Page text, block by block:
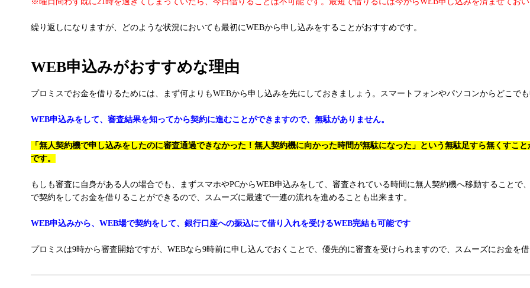
繰り返しになりますが、どのような状況においても最初にWEBから申し込みをすることがおすすめです。
WEB申込みがおすすめな理由
プロミスでお金を借りるためには、まず何よりもWEBから申し込みを先にしておきましょう。スマートフォンやパソコンからどこで
WEB申込みをして、審査結果を知ってから契約に進むことができますので、無駄がありません。
「無人契約機で申し込みをしたのに審査通過できなかった！無人契約機に向かった時間が無駄になった」という無駄足すら無くすこ
です。
もしも審査に自身がある人の場合でも、まずスマホやPCからWEB申込みをして、審査されている時間に無人契約機へ移動すること
で契約をしてお金を借りることができるので、スムーズに最速で一連の流れを進めることも出来ます。
WEB申込みから、WEB場で契約をして、銀行口座への振込にて借り入れを受けるWEB完結も可能です
プロミスは9時から審査開始ですが、WEBなら9時前に申し込んでおくことで、優先的に審査を受けられますので、スムーズにお金を